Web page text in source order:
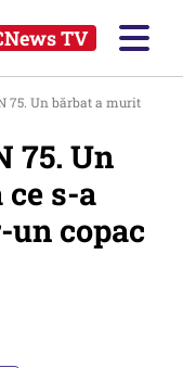
TV
75. Un bărbat a murit
75. Un
s-a
copac